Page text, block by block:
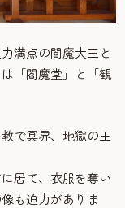
満点の閻魔大王と
「閻魔堂」と「観
で冥界、地獄の王
居て、衣服を奪い
も迫力がありま